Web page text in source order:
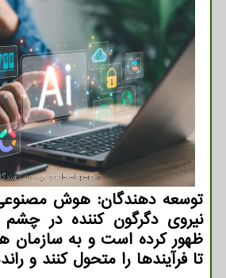
نیروی دگرگون کننده در چشم
ظهور کرده است و به سازمان
تا فرآیندها را متحول کنند و